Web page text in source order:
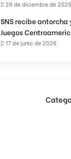
26 de diciembre de 2025
SNS recibe
Juegos
17 de junio de 2026